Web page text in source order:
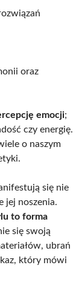
oraz
emocji;
czy energię.
o naszym
się nie
jej noszenia.
to forma
się swoją
ubrań
który mówi